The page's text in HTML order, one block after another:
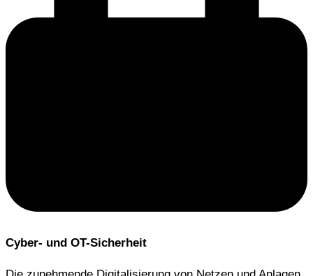
Cyber- und OT-Sicherheit